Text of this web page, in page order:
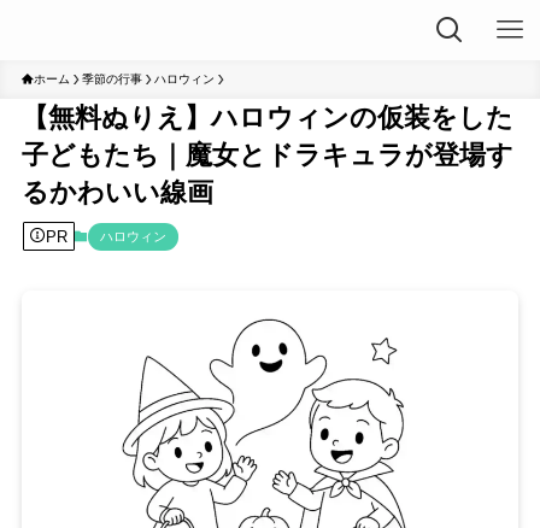
ホーム 季節の行事 ハロウィン
【無料ぬりえ】ハロウィンの仮装をした
子どもたち｜魔女とドラキュラが登場す
るかわいい線画
PR ハロウィン